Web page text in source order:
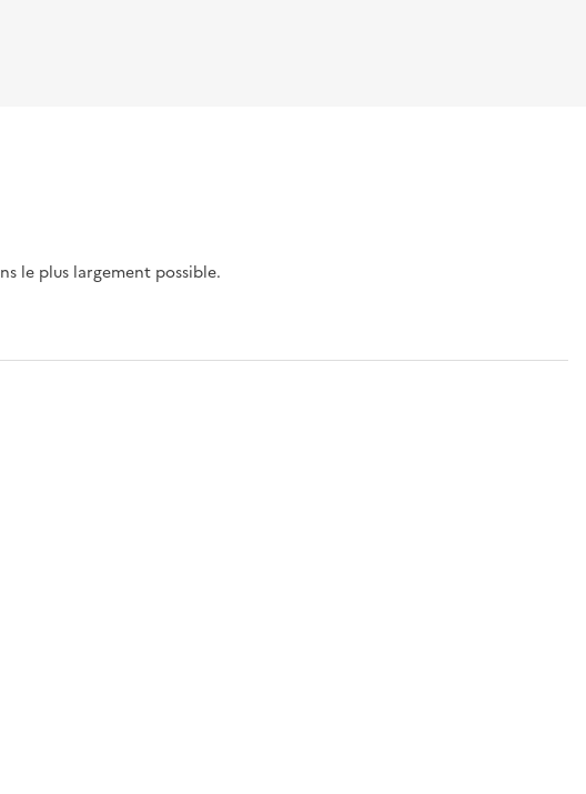
le plus largement possible.